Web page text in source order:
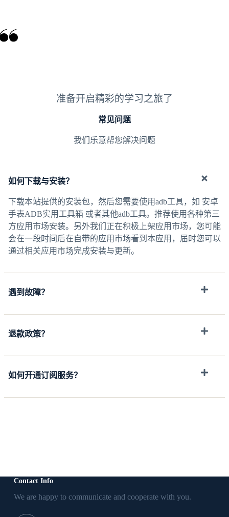
准备开启精彩的学习之旅了
常见问题
我们乐意帮您解决问题
如何下载与安装？
下载本站提供的安装包，然后您需要使用adb工具，如 安卓
手表ADB实用工具箱 或者其他adb工具。推荐使用各种第三
方应用市场安装。另外我们正在积极上架应用市场，您可能
会在一段时间后在自带的应用市场看到本应用，届时您可以
通过相关应用市场完成安装与更新。
遇到故障？
退款政策？
如何开通订阅服务？
Contact Info
We are happy to communicate and cooperate with you.